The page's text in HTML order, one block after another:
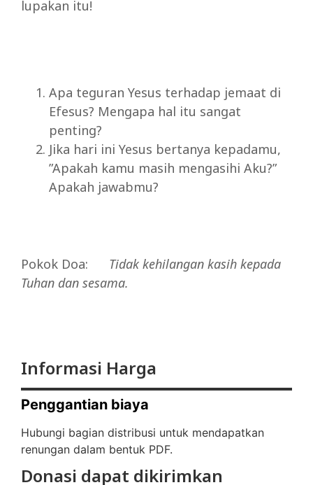
lupakan itu!
Apa teguran Yesus terhadap jemaat di
Efesus? Mengapa hal itu sangat
penting?
Jika hari ini Yesus bertanya kepadamu,
”Apakah kamu masih mengasihi Aku?”
Apakah jawabmu?
Pokok Doa: Tidak kehilangan kasih kepada
Tuhan dan sesama.
Informasi Harga
Penggantian biaya
Hubungi bagian distribusi untuk mendapatkan
renungan dalam bentuk PDF.
Donasi dapat dikirimkan